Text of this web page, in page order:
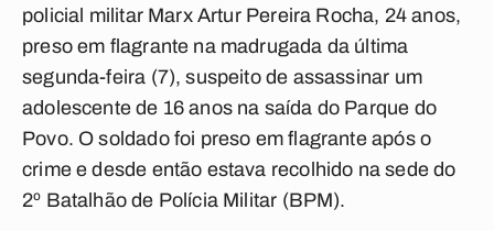
policial militar Marx Artur Pereira Rocha, 24 anos,
preso em flagrante na madrugada da última
segunda-feira (7), suspeito de assassinar um
adolescente de 16 anos na saída do Parque do
Povo. O soldado foi preso em flagrante após o
crime e desde então estava recolhido na sede do
2º Batalhão de Polícia Militar (BPM).